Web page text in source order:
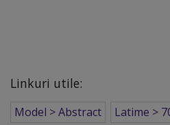
Linkuri utile:
Model > Abstract Latime >